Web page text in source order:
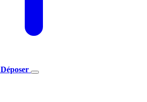
Déposer